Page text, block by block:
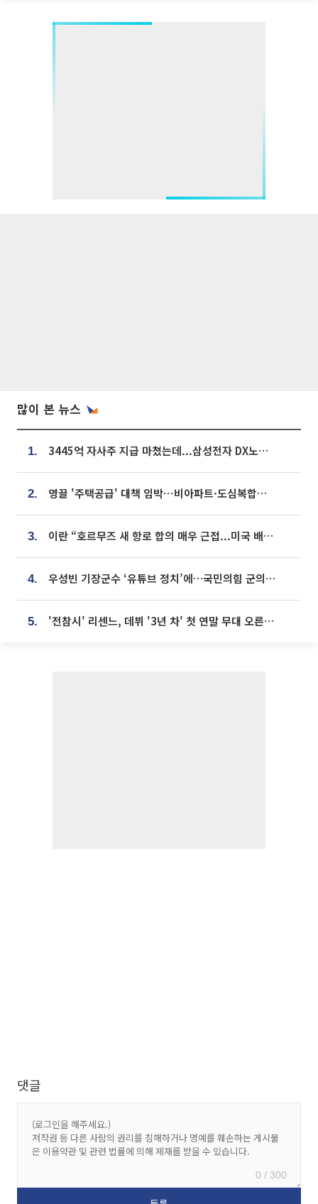
많이 본 뉴스
1. 3445억 자사주 지급 마쳤는데...삼성전자 DX노조, 뒤늦은 '떼쓰기 집회'
2. 영끌 '주택공급' 대책 임박⋯비아파트·도심복합까지 총동원
3. 이란 “호르무즈 새 항로 합의 매우 근접...미국 배상 먼저”
4. 우성빈 기장군수 ‘유튜브 정치’에…국민의힘 군의원들 집단 반발
5. '전참시' 리센느, 데뷔 '3년 차' 첫 연말 무대 오른다⋯"그동안 섭외 안 와"
댓글
0 / 300